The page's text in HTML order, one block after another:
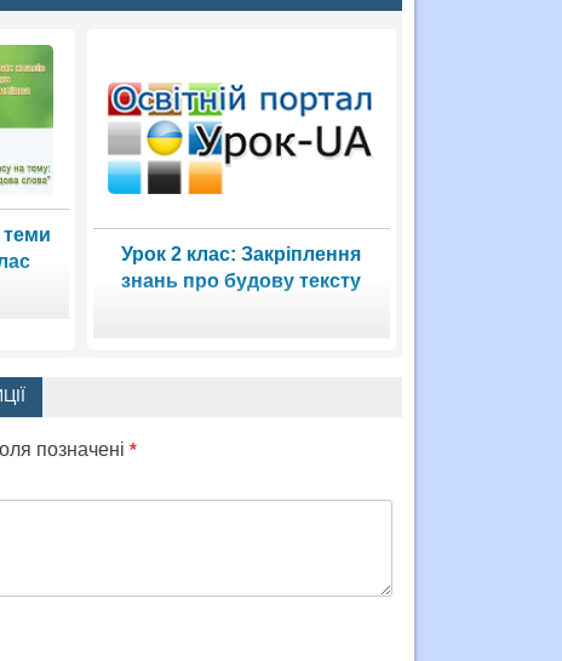
теми
Урок 2 клас: Закріплення
знань про будову тексту
позначені *